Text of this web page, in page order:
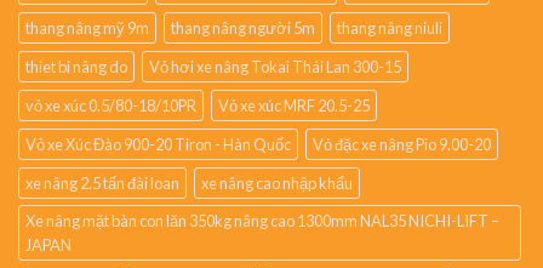
thang nâng mỹ 9m
thang nâng người 5m
thang nâng niuli
thiet bi nâng do
Vỏ hơi xe nâng Tokai Thái Lan 300-15
vỏ xe xúc 0.5/80-18/10PR
Vỏ xe xúc MRF 20.5-25
Vỏ xe Xúc Đào 900-20 Tiron - Hàn Quốc
Vỏ đặc xe nâng Pio 9.00-20
xe nâng 2.5 tấn đài loan
xe nâng cao nhập khẩu
Xe nâng mặt bàn con lăn 350kg nâng cao 1300mm NAL35 NICHI-LIFT –
JAPAN